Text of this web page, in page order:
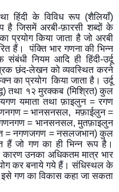
हिंदी के विविध रूप (शैलियाँ)
है जिसमें अरबी-फ़ारसी शब्दों के
प्रयोग किया जाता है जो अरबी
हैं।  पंक्ति भार गणना की भिन्न
संबंधी नियम आदि ही हिंदी-उर्दू
छंद-लेखन को व्यवस्थित करने
का प्रयोग  किया जाता है। उर्दू
तथा १२ मुरक्कब (मिश्रित) कुल
यमाता तथा फ़ाइलुन = रगण
= भानसनसल,  मफ़ाईलुन =
= भानसनसल, मुतफ़ाइलुन
= नगणजगण = नसलजभान) कुल
हैं जो गण का ही भिन्न रूप है।
कारण उनका अधिकतम मात्र भार
कर बनाये गये हैं। संधिस्थल के
इसे गण का विकास कहा जा सकता